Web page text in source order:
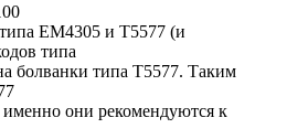
EM4305 и T5577 (и
типа
болванки типа T5577. Таким
они рекомендуются к